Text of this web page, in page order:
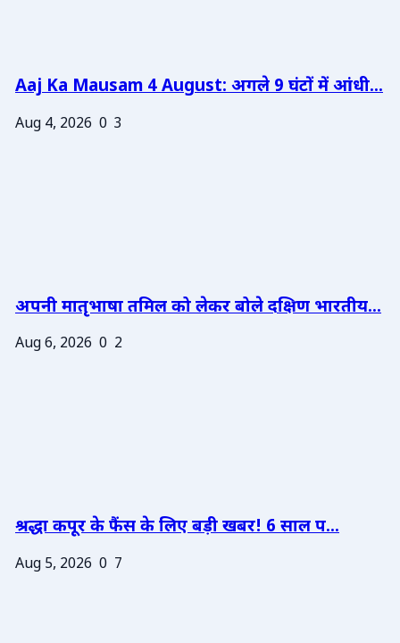
Aaj Ka Mausam 4 August: अगले 9 घंटों में आंधी...
Aug 4, 2026 0 3
अपनी मातृभाषा तमिल को लेकर बोले दक्षिण भारतीय...
Aug 6, 2026 0 2
श्रद्धा कपूर के फैंस के लिए बड़ी खबर! 6 साल प...
Aug 5, 2026 0 7